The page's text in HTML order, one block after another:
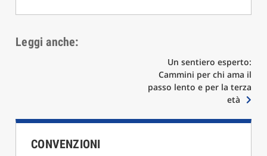
Leggi anche:
Un sentiero esperto:
Cammini per chi ama il
passo lento e per la terza
età
CONVENZIONI